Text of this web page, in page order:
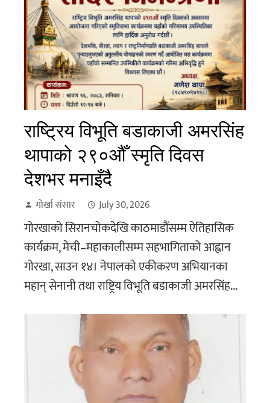
राष्ट्रिय विभूति बडाकाजी अमरसिंह
थापाको २९०औँ स्मृति दिवस
देशभर मनाइँदै
गोर्खा संसार July 30, 2026
गोरखाको सिरानचोकदेखि काठमाडौंसम्म ऐतिहासिक
कार्यक्रम, मेची–महाकालीसम्म सहभागिताको आह्वान
गोरखा, साउन १४। नेपालको एकीकरण अभियानका
महान् सेनानी तथा राष्ट्रिय विभूति बडाकाजी अमरसिंह...